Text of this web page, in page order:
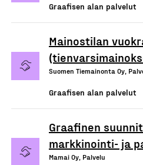
Graafisen alan palvelut
Mainostilan
Suomen Tiemainonta Oy,
Graafisen alan palvelut
Graafinen
markkinointi- ja
Mamai Oy, Palvelu